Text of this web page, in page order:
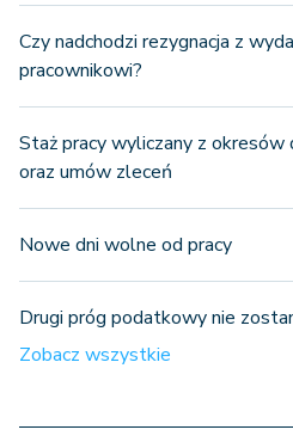
Czy nadchodzi rezygnacja z
pracownikowi?
Staż pracy wyliczany z okresów
oraz umów zleceń
Nowe dni wolne od pracy
Drugi próg podatkowy nie
Zobacz wszystkie